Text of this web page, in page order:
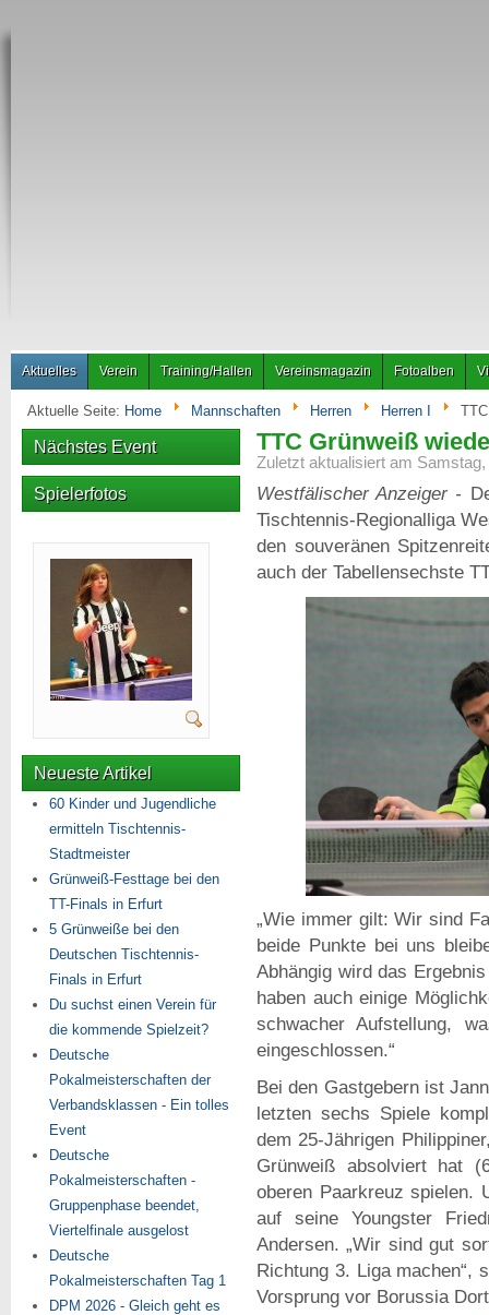
Aktuelles Verein Training/Hallen Vereinsmagazin Fotoalben
Aktuelle Seite: Home Mannschaften Herren Herren I
TTC Grünweiß
Zuletzt aktualisiert am
Westfälischer Anzeiger -
Tischtennis-Regionalliga
den souveränen
auch der Tabellensechste
„Wie immer gilt: Wir sind
beide Punkte bei uns
Abhängig wird das
haben auch einige
schwacher Aufstellung,
eingeschlossen.“
Bei den Gastgebern ist
letzten sechs Spiele
dem 25-Jährigen
Grünweiß absolviert hat
oberen Paarkreuz spielen.
auf seine Youngster
Andersen. „Wir sind gut
Richtung 3. Liga machen“,
Vorsprung vor Borussia
Nächstes Event
Spielerfotos
Neueste Artikel
60 Kinder und Jugendliche
ermitteln Tischtennis-
Stadtmeister
Grünweiß-Festtage bei den
TT-Finals in Erfurt
5 Grünweiße bei den
Deutschen Tischtennis-
Finals in Erfurt
Du suchst einen Verein für
die kommende Spielzeit?
Deutsche
Pokalmeisterschaften der
Verbandsklassen - Ein tolles
Event
Deutsche
Pokalmeisterschaften -
Gruppenphase beendet,
Viertelfinale ausgelost
Deutsche
Pokalmeisterschaften Tag 1
DPM 2026 - Gleich geht es